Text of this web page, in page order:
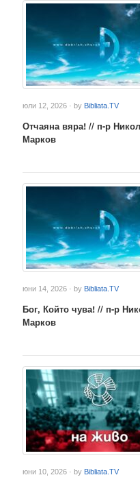
юли 12, 2026 · by Bibliata.TV
Отчаяна вяра! // п-р
Марков
юни 14, 2026 · by Bibliata.TV
Бог, Който чува! // п-р
Марков
юни 10, 2026 · by Bibliata.TV